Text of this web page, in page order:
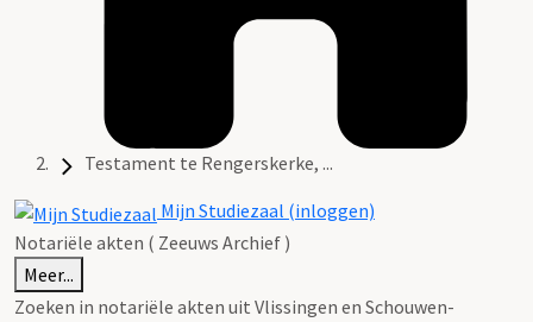
Testament te Rengerskerke, ...
Mijn Studiezaal (inloggen)
Notariële akten ( Zeeuws Archief )
Meer...
Zoeken in notariële akten uit Vlissingen en Schouwen-